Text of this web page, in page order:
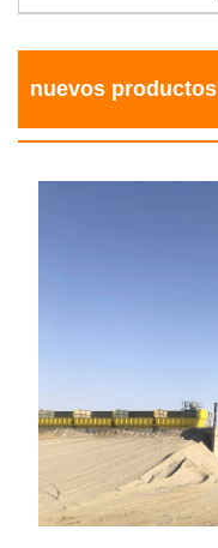
nuevos productos